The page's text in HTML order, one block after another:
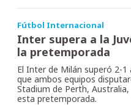
Fútbol Internacional
Inter supera a la
la pretemporada
El Inter de Milán superó 2-
que ambos equipos
Stadium de Perth,
esta pretemporada.